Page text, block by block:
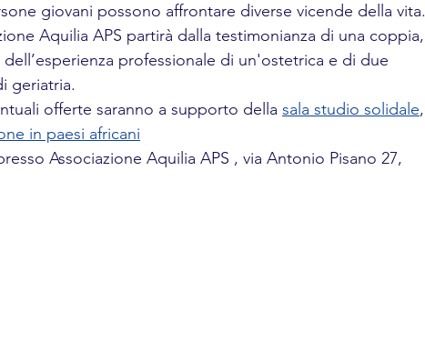
giovani possono affrontare diverse vicende della vita.
Aquilia APS partirà dalla testimonianza di una coppia,
professionale di un'ostetrica e di due
geriatria.
offerte saranno a supporto della sala studio solidale,
in paesi africani
Associazione Aquilia APS , via Antonio Pisano 27,